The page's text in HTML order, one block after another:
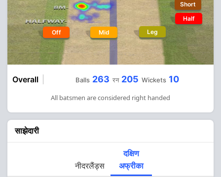
Off Mid Leg
Short
Half
Overall Balls 263 रन 205 Wickets 10
All batsmen are considered right handed
साझेदारी
नीदरलैंड्स
दक्षिण
अफ्रीका